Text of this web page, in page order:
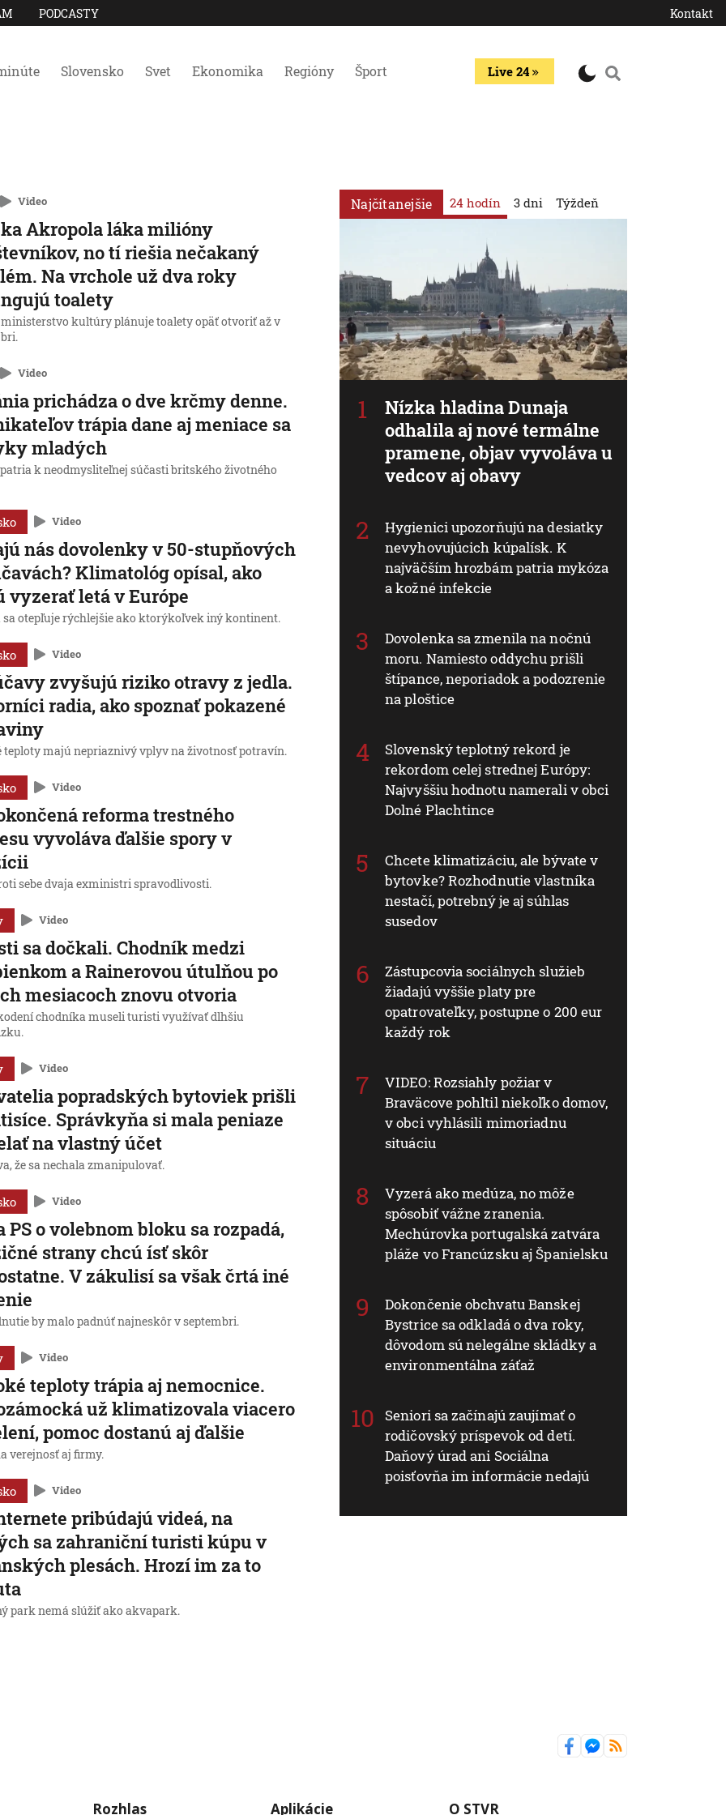
PODCASTY Kontakt
Slovensko Svet Ekonomika Regióny Šport Live 24
Video
Akropola láka milióny
no tí riešia nečakaný
Na vrchole už dva roky
toalety
ministerstvo kultúry plánuje toalety opäť otvoriť až v
Video
prichádza o dve krčmy denne.
trápia dane aj meniace sa
mladých
k neodmysliteľnej súčasti britského životného
Video
nás dovolenky v 50-stupňových
Klimatológ opísal, ako
vyzerať letá v Európe
sa otepľuje rýchlejšie ako ktorýkoľvek iný kontinent.
Video
zvyšujú riziko otravy z jedla.
radia, ako spoznať pokazené
teploty majú nepriaznivý vplyv na životnosť potravín.
Video
reforma trestného
vyvoláva ďalšie spory v
sebe dvaja exministri spravodlivosti.
Video
sa dočkali. Chodník medzi
a Rainerovou útulňou po
mesiacoch znovu otvoria
chodníka museli turisti využívať dlhšiu
Video
popradských bytoviek prišli
Správkyňa si mala peniaze
na vlastný účet
že sa nechala zmanipulovať.
Video
PS o volebnom bloku sa rozpadá,
strany chcú ísť skôr
V zákulisí sa však črtá iné
by malo padnúť najneskôr v septembri.
Video
teploty trápia aj nemocnice.
už klimatizovala viacero
pomoc dostanú aj ďalšie
verejnosť aj firmy.
Video
pribúdajú videá, na
sa zahraniční turisti kúpu v
plesách. Hrozí im za to
park nemá slúžiť ako akvapark.
Najčítanejšie 24 hodín
Nízka hladina Dunaja
odhalila aj nové termálne
pramene, objav vyvoláva u
vedcov aj obavy
Hygienici upozorňujú na desiatky
nevyhovujúcich kúpalísk. K
najväčším hrozbám patria mykóza
a kožné infekcie
Dovolenka sa zmenila na nočnú
moru. Namiesto oddychu prišli
štípance, neporiadok a podozrenie
na ploštice
Slovenský teplotný rekord je
rekordom celej strednej Európy:
Najvyššiu hodnotu namerali v obci
Dolné Plachtince
Chcete klimatizáciu, ale bývate v
bytovke? Rozhodnutie vlastníka
nestačí, potrebný je aj súhlas
susedov
Zástupcovia sociálnych služieb
žiadajú vyššie platy pre
opatrovateľky, postupne o 200 eur
každý rok
VIDEO: Rozsiahly požiar v
Braväcove pohltil niekoľko domov,
v obci vyhlásili mimoriadnu
situáciu
Vyzerá ako medúza, no môže
spôsobiť vážne zranenia.
Mechúrovka portugalská zatvára
pláže vo Francúzsku aj Španielsku
Dokončenie obchvatu Banskej
Bystrice sa odkladá o dva roky,
dôvodom sú nelegálne skládky a
environmentálna záťaž
Seniori sa začínajú zaujímať o
rodičovský príspevok od detí.
Daňový úrad ani Sociálna
poisťovňa im informácie nedajú
3 dni Týždeň
Rozhlas Aplikácie O STVR